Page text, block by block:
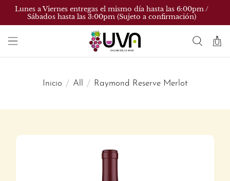
Lunes a Viernes entregas el mismo día hasta las 6:00pm /
Sábados hasta las 3:00pm (Sujeto a confirmación)
Inicio All Raymond Reserve Merlot